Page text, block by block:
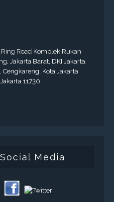
Road Komplek Rukan
Jakarta Barat, DKI Jakarta,
Cengkareng, Kota Jakarta
11730
Media